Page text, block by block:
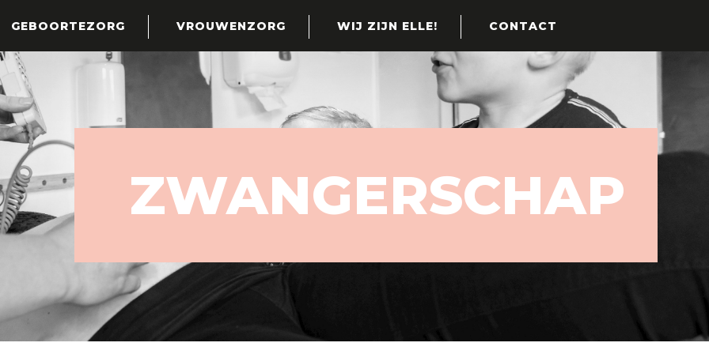
GEBOORTEZORG VROUWENZORG WIJ ZIJN ELLE! CONTACT
ZWANGERSCHAP